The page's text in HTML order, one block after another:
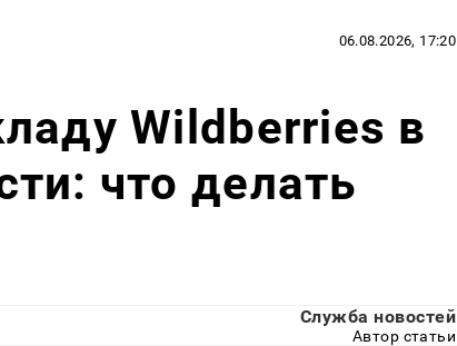
06.08.2026, 17:20
Wildberries в
что делать
Служба новостей
Автор статьи